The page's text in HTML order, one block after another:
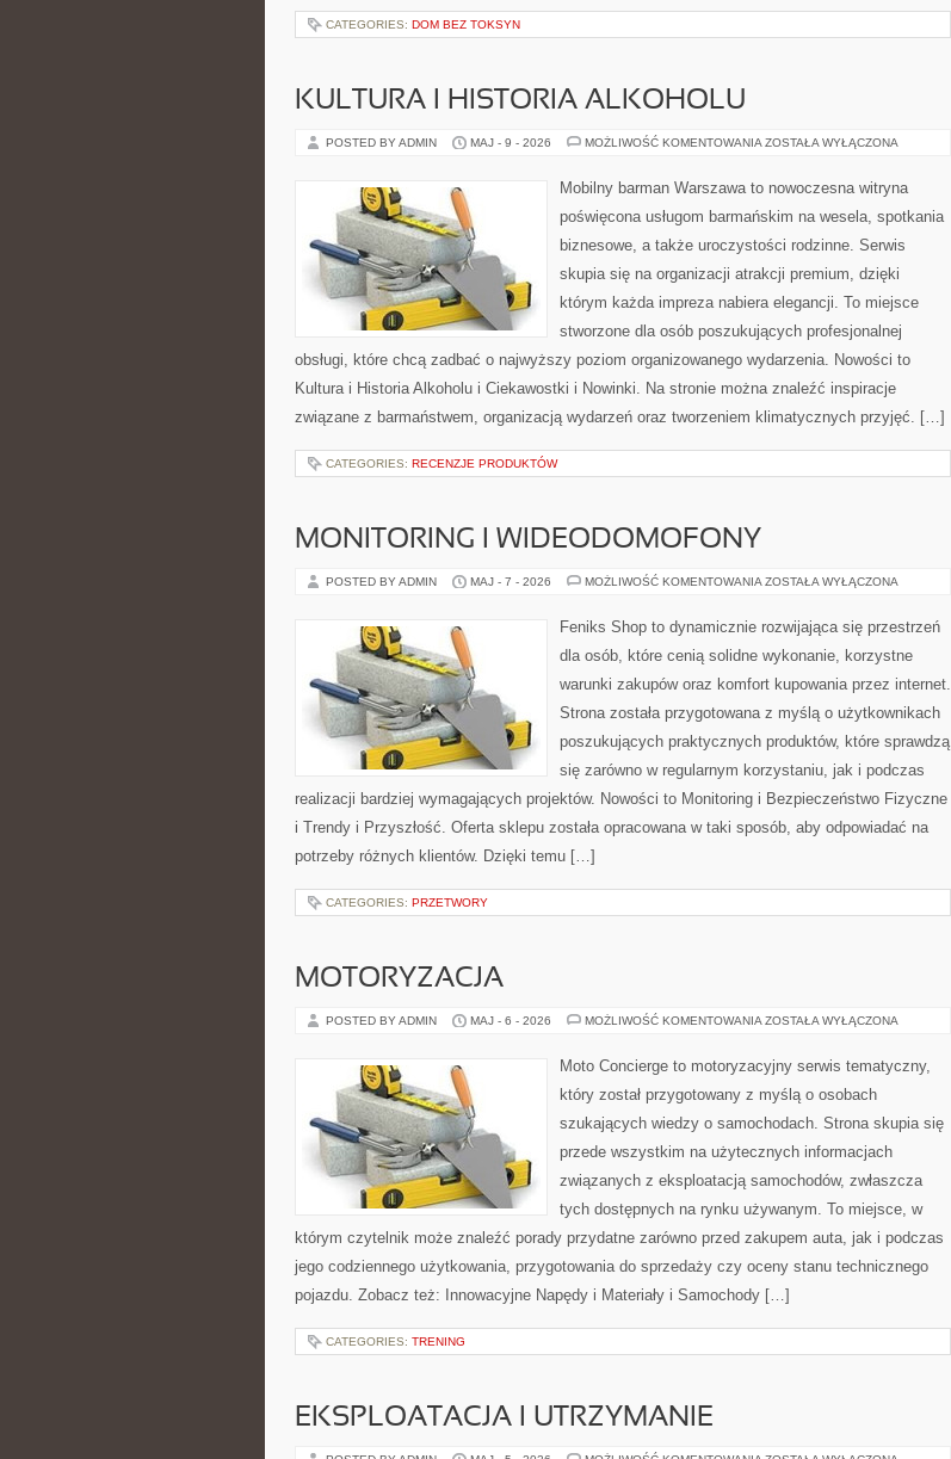
CATEGORIES: DOM BEZ TOKSYN
KULTURA I HISTORIA ALKOHOLU
POSTED BY ADMIN MAJ - 9 - 2026 MOŻLIWOŚĆ KOMENTOWANIA KULTURA
ZOSTAŁA WYŁĄCZONA
Mobilny barman Warszawa to nowoczesna witryna
poświęcona usługom barmańskim na wesela, spotkania
biznesowe, a także uroczystości rodzinne. Serwis
skupia się na organizacji atrakcji premium, dzięki
którym każda impreza nabiera elegancji. To miejsce
stworzone dla osób poszukujących profesjonalnej
obsługi, które chcą zadbać o najwyższy poziom organizowanego wydarzenia. Nowości to
Kultura i Historia Alkoholu i Ciekawostki i Nowinki. Na stronie można znaleźć inspiracje
związane z barmaństwem, organizacją wydarzeń oraz tworzeniem klimatycznych przyjęć. […]
CATEGORIES: RECENZJE PRODUKTÓW
MONITORING I WIDEODOMOFONY
POSTED BY ADMIN MAJ - 7 - 2026 MOŻLIWOŚĆ KOMENTOWANIA MONITORING
ZOSTAŁA WYŁĄCZONA
Feniks Shop to dynamicznie rozwijająca się przestrzeń
dla osób, które cenią solidne wykonanie, korzystne
warunki zakupów oraz komfort kupowania przez internet.
Strona została przygotowana z myślą o użytkownikach
poszukujących praktycznych produktów, które sprawdzą
się zarówno w regularnym korzystaniu, jak i podczas
realizacji bardziej wymagających projektów. Nowości to Monitoring i Bezpieczeństwo Fizyczne
i Trendy i Przyszłość. Oferta sklepu została opracowana w taki sposób, aby odpowiadać na
potrzeby różnych klientów. Dzięki temu […]
CATEGORIES: PRZETWORY
MOTORYZACJA
POSTED BY ADMIN MAJ - 6 - 2026 MOŻLIWOŚĆ KOMENTOWANIA MOTORYZACJA
ZOSTAŁA WYŁĄCZONA
Moto Concierge to motoryzacyjny serwis tematyczny,
który został przygotowany z myślą o osobach
szukających wiedzy o samochodach. Strona skupia się
przede wszystkim na użytecznych informacjach
związanych z eksploatacją samochodów, zwłaszcza
tych dostępnych na rynku używanym. To miejsce, w
którym czytelnik może znaleźć porady przydatne zarówno przed zakupem auta, jak i podczas
jego codziennego użytkowania, przygotowania do sprzedaży czy oceny stanu technicznego
pojazdu. Zobacz też: Innowacyjne Napędy i Materiały i Samochody […]
CATEGORIES: TRENING
EKSPLOATACJA I UTRZYMANIE